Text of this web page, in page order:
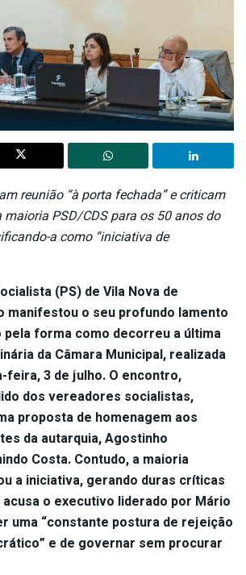
reunião “à porta fechada” e criticam
PSD/CDS para os 50 anos do
a como “iniciativa de
(PS) de Vila Nova de
manifestou o seu profundo lamento
pela forma como decorreu a última
da Câmara Municipal, realizada
feira, 3 de julho. O encontro,
dos vereadores socialistas,
proposta de homenagem aos
da autarquia, Agostinho
Costa. Contudo, a maioria
a iniciativa, gerando duras críticas
acusa o executivo liderado por Mário
uma “constante postura de rejeição
e de governar sem procurar